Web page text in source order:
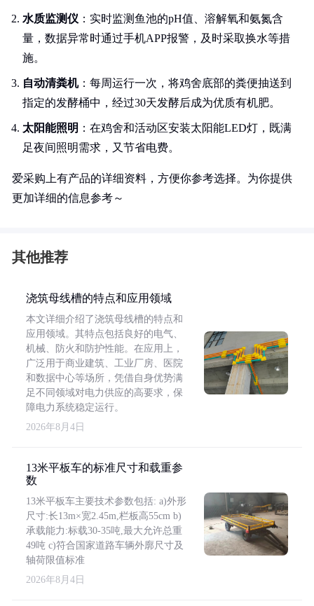
水质监测仪 ：实时监测鱼池的pH值、溶解氧和氨氮含
量，数据异常时通过手机APP报警，及时采取换水等措
施。
自动清粪机：每周运行一次，将鸡舍底部的粪便抽送到
指定的发酵桶中，经过30天发酵后成为优质有机肥。
太阳能照明 ：在鸡舍和活动区安装太阳能LED灯，既满
足夜间照明需求，又节省电费。
爱采购上有产品的详细资料，方便你参考选择。为你提供
更加详细的信息参考～
其他推荐
浇筑母线槽的特点和应用领域
本文详细介绍了浇筑母线槽的特点和
应用领域。其特点包括良好的电气、
机械、防火和防护性能。在应用上，
广泛用于商业建筑、工业厂房、医院
和数据中心等场所，凭借自身优势满
足不同领域对电力供应的高要求，保
障电力系统稳定运行。
2026年8月4日
13米平板车的标准尺寸和载重参
数
13米平板车主要技术参数包括: a)外形
尺寸:长13m×宽2.45m,栏板高55cm b)
承载能力:标载30-35吨,最大允许总重
49吨 c)符合国家道路车辆外廓尺寸及
轴荷限值标准
2026年8月4日